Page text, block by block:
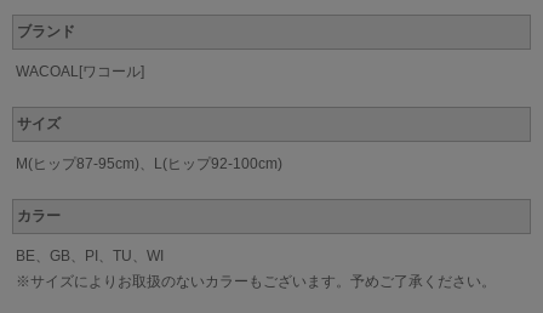
ブランド
WACOAL[ワコール]
サイズ
M(ヒップ87-95cm)、L(ヒップ92-100cm)
カラー
BE、GB、PI、TU、WI
※サイズによりお取扱のないカラーもございます。予めご了承ください。